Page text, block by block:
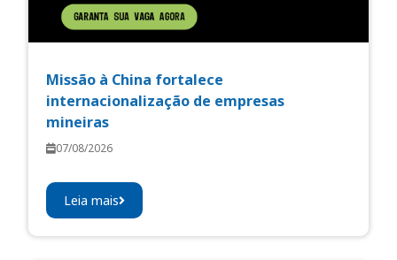
Missão à China fortalece
internacionalização de empresas
mineiras
07/08/2026
Leia mais